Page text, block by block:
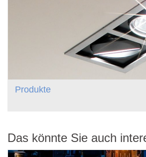
Produkte
Das könnte Sie auch